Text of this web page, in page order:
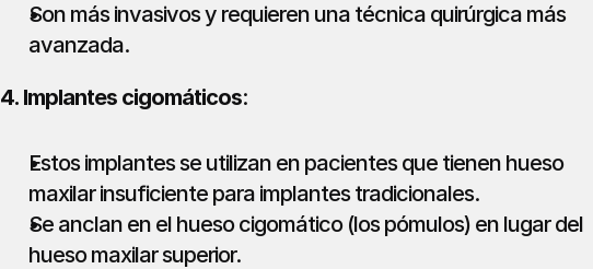
Son más invasivos y requieren una técnica quirúrgica más
avanzada.
4. Implantes cigomáticos:
Estos implantes se utilizan en pacientes que tienen hueso
maxilar insuficiente para implantes tradicionales.
Se anclan en el hueso cigomático (los pómulos) en lugar del
hueso maxilar superior.